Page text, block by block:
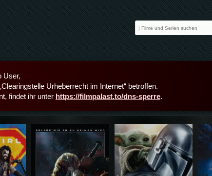
User,
Urheberrecht im Internet“ betroffen.
findet ihr unter https://filmpalast.to/dns-sperre.
Details,Play Details,Play